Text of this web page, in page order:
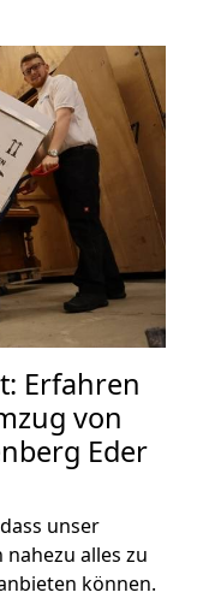
Erfahren
von
Eder
unser
alles zu
können.